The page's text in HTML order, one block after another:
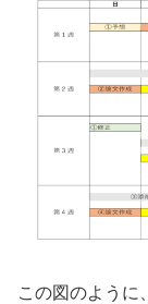
この図のように